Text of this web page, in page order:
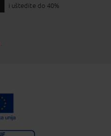
i uštedite do 40%